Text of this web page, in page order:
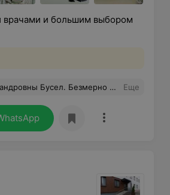
врачами и большим выбором
ответы. За 1,5 года добились результата, который я даже себе и не представляла! Выражаю огромную благодарность за исполнение большой мечты и возможность улыбаться миру широко и без стеснения! Спасибо! Еще